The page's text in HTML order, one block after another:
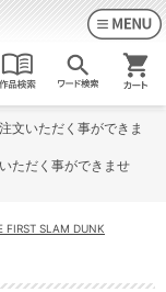
文いただく事ができま
ただく事ができませ
FIRST SLAM DUNK